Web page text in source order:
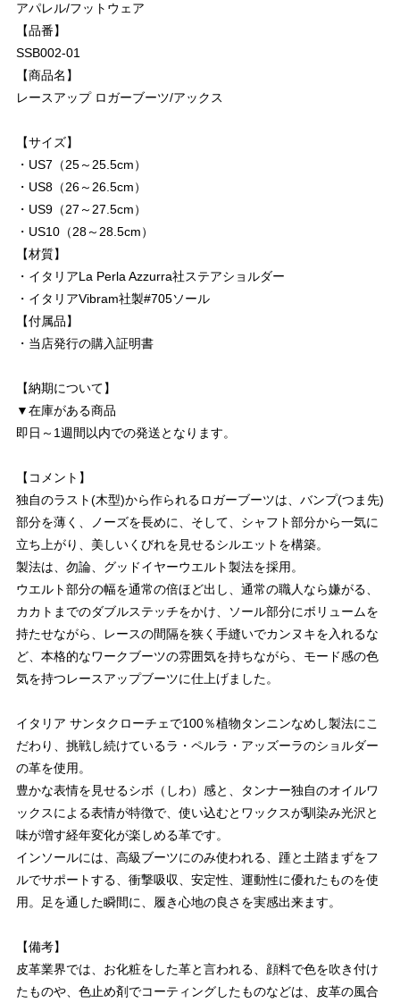
アパレル/フットウェア
【品番】
SSB002-01
【商品名】
レースアップ ロガーブーツ/アックス
【サイズ】
・US7（25～25.5cm）
・US8（26～26.5cm）
・US9（27～27.5cm）
・US10（28～28.5cm）
【材質】
・イタリアLa Perla Azzurra社ステアショルダー
・イタリアVibram社製#705ソール
【付属品】
・当店発行の購入証明書
【納期について】
▼在庫がある商品
即日～1週間以内での発送となります。
【コメント】
独自のラスト(木型)から作られるロガーブーツは、バンプ(つま先)
部分を薄く、ノーズを長めに、そして、シャフト部分から一気に
立ち上がり、美しいくびれを見せるシルエットを構築。
製法は、勿論、グッドイヤーウエルト製法を採用。
ウエルト部分の幅を通常の倍ほど出し、通常の職人なら嫌がる、
カカトまでのダブルステッチをかけ、ソール部分にボリュームを
持たせながら、レースの間隔を狭く手縫いでカンヌキを入れるな
ど、本格的なワークブーツの雰囲気を持ちながら、モード感の色
気を持つレースアップブーツに仕上げました。
イタリア サンタクローチェで100％植物タンニンなめし製法にこ
だわり、挑戦し続けているラ・ペルラ・アッズーラのショルダー
の革を使用。
豊かな表情を見せるシボ（しわ）感と、タンナー独自のオイルワ
ックスによる表情が特徴で、使い込むとワックスが馴染み光沢と
味が増す経年変化が楽しめる革です。
インソールには、高級ブーツにのみ使われる、踵と土踏まずをフ
ルでサポートする、衝撃吸収、安定性、運動性に優れたものを使
用。足を通した瞬間に、履き心地の良さを実感出来ます。
【備考】
皮革業界では、お化粧をした革と言われる、顔料で色を吹き付け
たものや、色止め剤でコーティングしたものなどは、皮革の風合